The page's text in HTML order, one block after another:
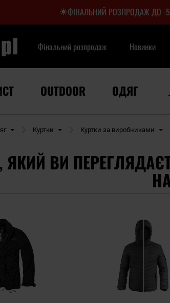
ФІНАЛЬНИЙ РОЗПРОДАЖ ДО -
Фінальний розпродаж Новинки
OUTDOOR ОДЯГ
Куртки Куртки за виробниками
ЯКИЙ ВИ